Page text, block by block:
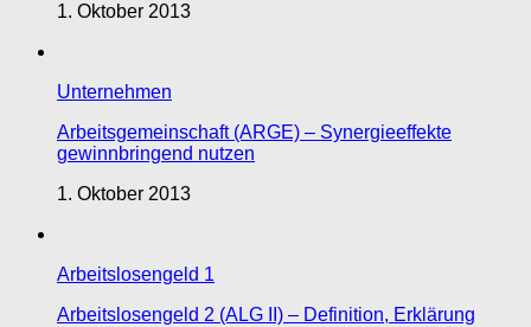
1. Oktober 2013
Unternehmen
Arbeitsgemeinschaft (ARGE) – Synergieeffekte
gewinnbringend nutzen
1. Oktober 2013
Arbeitslosengeld 1
Arbeitslosengeld 2 (ALG II) – Definition, Erklärung